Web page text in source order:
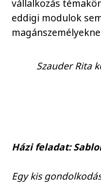
vállalkozás
eddigi modulok
Szauder Rita
Házi feladat:
Egy kis